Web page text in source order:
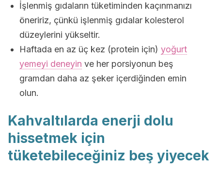
İşlenmiş gıdaların tüketiminden kaçınmanızı
öneririz, çünkü işlenmiş gıdalar kolesterol
düzeylerini yükseltir.
Haftada en az üç kez (protein için) yoğurt
yemeyi deneyin ve her porsiyonun beş
gramdan daha az şeker içerdiğinden emin
olun.
Kahvaltılarda enerji dolu
hissetmek için
tüketebileceğiniz beş yiyecek